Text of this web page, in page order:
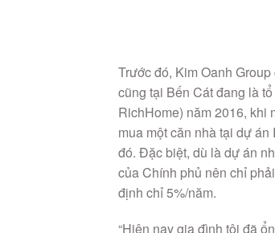
của Chính phủ nên chỉ
định chỉ 5%/năm.
“Hiện nay gia đình tôi đã
chỉ phải trích một phần
trước đây. Thậm chí, căn
không có những dự án như